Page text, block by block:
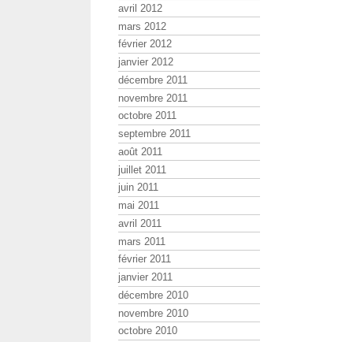
avril 2012
mars 2012
février 2012
janvier 2012
décembre 2011
novembre 2011
octobre 2011
septembre 2011
août 2011
juillet 2011
juin 2011
mai 2011
avril 2011
mars 2011
février 2011
janvier 2011
décembre 2010
novembre 2010
octobre 2010